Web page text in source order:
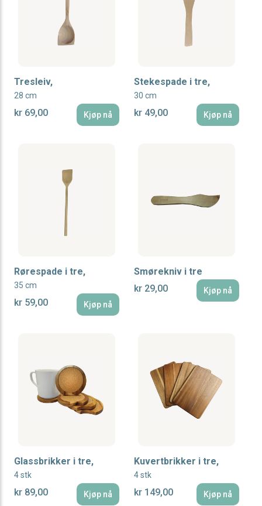
Tresleiv,
28 cm
kr 69,00 Kjøp nå
Stekespade i tre,
30 cm
kr 49,00 Kjøp nå
Rørespade i tre,
35 cm
kr 59,00 Kjøp nå
Smørekniv i tre
kr 29,00
Kjøp nå
Glassbrikker i tre,
4 stk
kr 89,00 Kjøp nå
Kuvertbrikker i tre,
4 stk
kr 149,00 Kjøp nå